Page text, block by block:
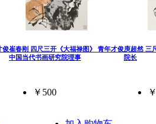
俊崔春刚 四尺三开《大福禄图》 青年才俊
中国当代书画研究院理事
￥500
庾超然 三
院长